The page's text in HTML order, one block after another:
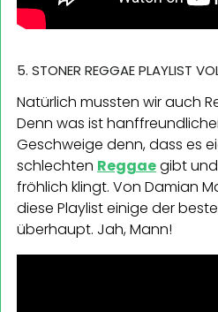
5. STONER REGGAE PLAYLIST
Natürlich mussten wir auch
Denn was ist
Geschweige denn, dass es
schlechten Reggaegibt
fröhlich klingt. Von Damian
diese Playlist einige der
überhaupt. Jah, Mann!